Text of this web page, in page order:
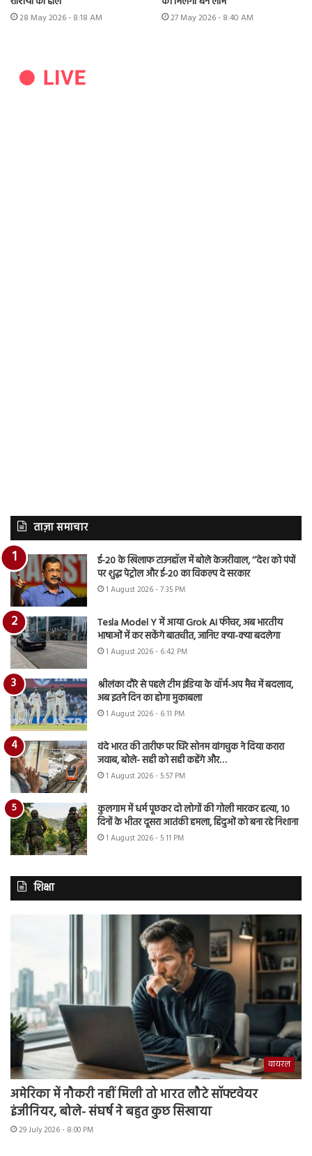
28 May 2026 - 8:18 AM 27 May 2026 - 8:40 AM
ताज़ा समाचार
ई-20 के खिलाफ टाउनहॉल में बोले केजरीवाल, ‘‘देश को पंपों
पर शुद्ध पेट्रोल और ई-20 का विकल्प दे सरकार
1 August 2026 - 7:35 PM
Tesla Model Y में आया Grok AI फीचर, अब भारतीय
भाषाओं में कर सकेंगे बातचीत, जानिए क्या-क्या बदलेगा
1 August 2026 - 6:42 PM
श्रीलंका दौरे से पहले टीम इंडिया के वॉर्म-अप मैच में बदलाव,
अब इतने दिन का होगा मुकाबला
1 August 2026 - 6:11 PM
वंदे भारत की तारीफ पर घिरे सोनम वांगचुक ने दिया करारा
जवाब, बोले- सही को सही कहेंगे और…
1 August 2026 - 5:57 PM
कुलगाम में धर्म पूछकर दो लोगों की गोली मारकर हत्या, 10
दिनों के भीतर दूसरा आतंकी हमला, हिंदुओं को बना रहे निशाना
1 August 2026 - 5:11 PM
शिक्षा
वायरल
अमेरिका में नौकरी नहीं मिली तो भारत लौटे सॉफ्टवेयर
इंजीनियर, बोले- संघर्ष ने बहुत कुछ सिखाया
29 July 2026 - 8:00 PM